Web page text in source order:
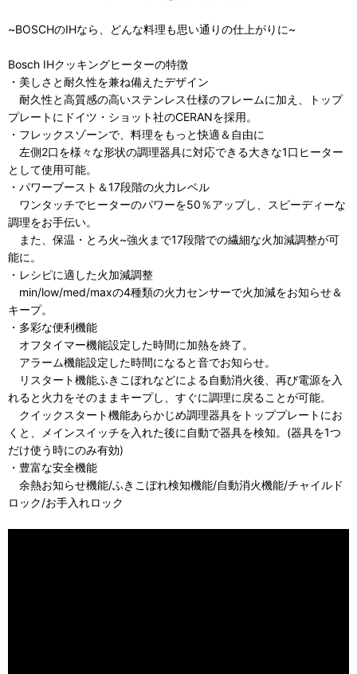
~BOSCHのIHなら、どんな料理も思い通りの仕上がりに~
Bosch IHクッキングヒーターの特徴
・美しさと耐久性を兼ね備えたデザイン
耐久性と高質感の高いステンレス仕様のフレームに加え、トップ
プレートにドイツ・ショット社のCERANを採用。
・フレックスゾーンで、料理をもっと快適＆自由に
左側2口を様々な形状の調理器具に対応できる大きな1口ヒーター
として使用可能。
・パワーブースト＆17段階の火力レベル
ワンタッチでヒーターのパワーを50％アップし、スピーディーな
調理をお手伝い。
また、保温・とろ火~強火まで17段階での繊細な火加減調整が可
能に。
・レシピに適した火加減調整
min/low/med/maxの4種類の火力センサーで火加減をお知らせ＆
キープ。
・多彩な便利機能
オフタイマー機能設定した時間に加熱を終了。
アラーム機能設定した時間になると音でお知らせ。
リスタート機能ふきこぼれなどによる自動消火後、再び電源を入
れると火力をそのままキープし、すぐに調理に戻ることが可能。
クイックスタート機能あらかじめ調理器具をトッププレートにお
くと、メインスイッチを入れた後に自動で器具を検知。(器具を1つ
だけ使う時にのみ有効)
・豊富な安全機能
余熱お知らせ機能/ふきこぼれ検知機能/自動消火機能/チャイルド
ロック/お手入れロック